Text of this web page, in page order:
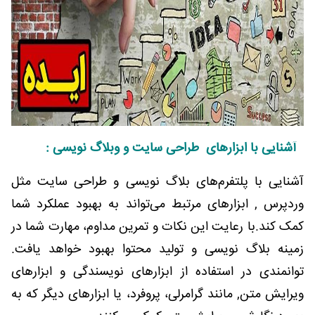
آشنایی با ابزارهای طراحی سایت و وبلاگ نویسی :
آشنایی با پلتفرم‌های بلاگ نویسی و طراحی سایت مثل
وردپرس , ابزارهای مرتبط می‌تواند به بهبود عملکرد شما
کمک کند.با رعایت این نکات و تمرین مداوم، مهارت شما در
زمینه بلاگ نویسی و تولید محتوا بهبود خواهد یافت.
توانمندی در استفاده از ابزارهای نویسندگی و ابزارهای
ویرایش متن, مانند گرامرلی، پروفرد، یا ابزارهای دیگر که به